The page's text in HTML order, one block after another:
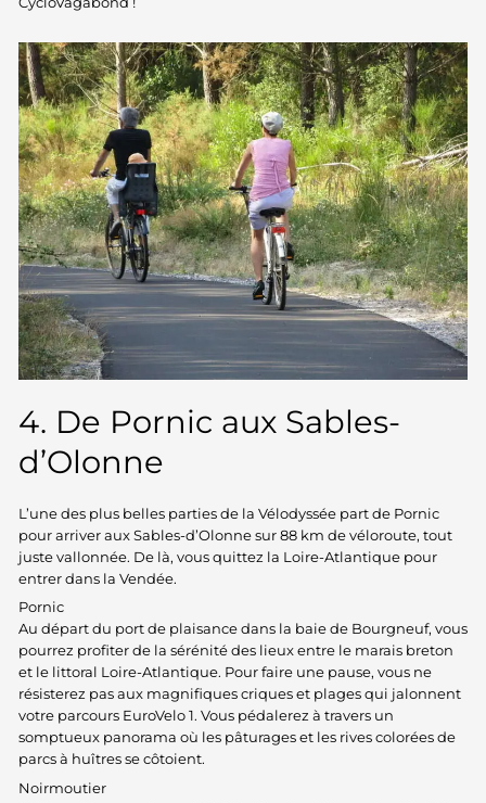
4. De Pornic aux Sables-
d’Olonne
L’une des plus belles parties de la Vélodyssée part de Pornic
pour arriver aux Sables-d’Olonne sur 88 km de véloroute, tout
juste vallonnée. De là, vous quittez la Loire-Atlantique pour
entrer dans la Vendée.
Pornic
Au départ du port de plaisance dans la baie de Bourgneuf, vous
pourrez profiter de la sérénité des lieux entre le marais breton
et le littoral Loire-Atlantique. Pour faire une pause, vous ne
résisterez pas aux magnifiques criques et plages qui jalonnent
votre parcours EuroVelo 1. Vous pédalerez à travers un
somptueux panorama où les pâturages et les rives colorées de
parcs à huîtres se côtoient.
Noirmoutier